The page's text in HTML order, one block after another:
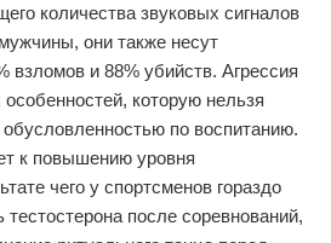
количества звуковых сигналов
они также несут
взломов и 88% убийств. Агрессия
которую нельзя
по воспитанию.
к повышению уровня
чего у спортсменов гораздо
после соревнований,